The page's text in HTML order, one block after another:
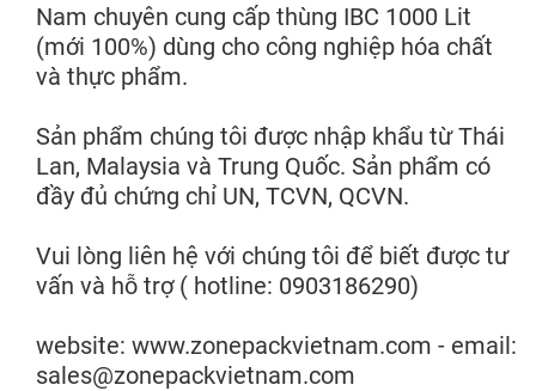
Nam chuyên cung cấp thùng IBC 1000 Lit
(mới 100%) dùng cho công nghiệp hóa chất
và thực phẩm.
Sản phẩm chúng tôi được nhập khẩu từ Thái
Lan, Malaysia và Trung Quốc. Sản phẩm có
đầy đủ chứng chỉ UN, TCVN, QCVN.
Vui lòng liên hệ với chúng tôi để biết được tư
vấn và hỗ trợ ( hotline: 0903186290)
website: www.zonepackvietnam.com - email:
sales@zonepackvietnam.com